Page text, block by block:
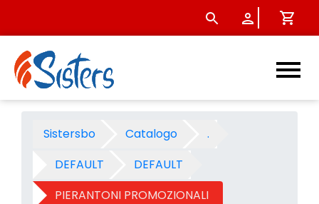
PIERANTONI
Sistersbo Catalogo
.
DEFAULT
DEFAULT
PIERANTONI PROMOZIONALI